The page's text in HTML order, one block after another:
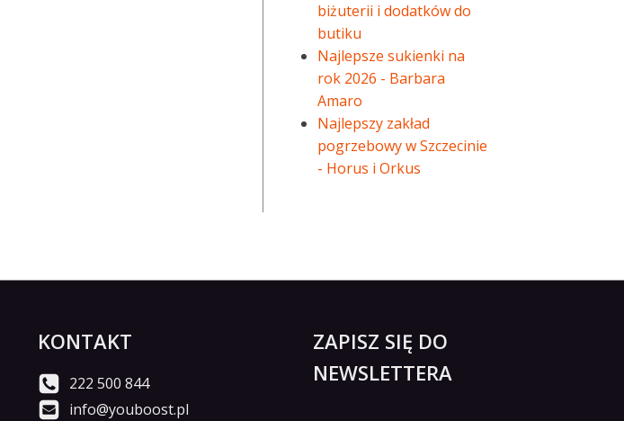
biżuterii i dodatków do
butiku
Najlepsze sukienki na
rok 2026 - Barbara
Amaro
Najlepszy zakład
pogrzebowy w Szczecinie
- Horus i Orkus
KONTAKT
222 500 844
info@youboost.pl
ZAPISZ SIĘ DO
NEWSLETTERA